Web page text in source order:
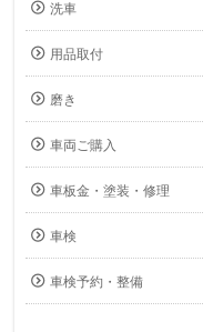
洗車
用品取付
磨き
車両ご購入
車板金・塗装・修理
車検
車検予約・整備